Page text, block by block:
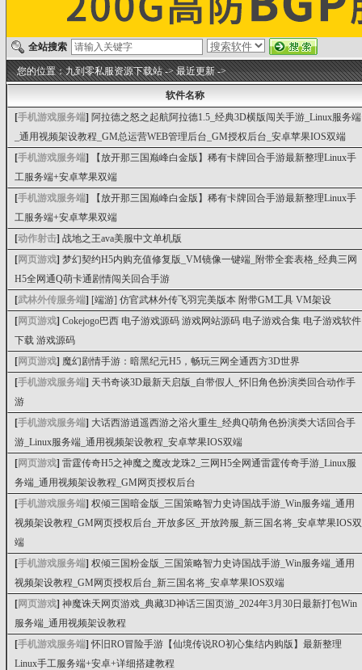
全站搜索
您的位置：九到零私服资源下载站->最近更新->
软件名称
[手机游戏服务端] 阿拉德之怒之起航阿拉德1.5_经典3D横版闯关手游_Linux服务端
_通用视频架设教程_GM总运营WEB管理后台_GM授权后台_安卓苹果IOS双端
[手机游戏服务端]
【放开那三国巅峰白金版】稀有卡牌回合手游最新整理Linux手
工服务端+安卓苹果双端
[手机游戏服务端]
【放开那三国巅峰白金版】稀有卡牌回合手游最新整理Linux手
工服务端+安卓苹果双端
[动作射击] 战地之王ava美服中文单机版
[网页游戏] 梦幻契约H5内购充值修复版_VM镜像一键端_附带全套表格_经典三网
H5全网通Q萌卡通剧情闯关回合手游
[武林外传服务端] [端游] 仿官武林外传飞羽完美版本 附带GM工具 VM架设
[网页游戏] Cokejogo巴西 电子游戏源码 游戏网站源码 电子游戏合集 电子游戏软件
下载 游戏源码
[网页游戏] 魔幻剧情手游：暗黑纪元H5，畅玩三网全通西方3D世界
[手机游戏服务端] 天书奇谈3D最新天启版_自带假人_怀旧角色扮演类回合动作手
游
[手机游戏服务端] 大话西游逍遥西游之浴火重生_经典Q萌角色扮演类大话回合手
游_Linux服务端_通用视频架设教程_安卓苹果IOS双端
[网页游戏] 雷霆传奇H5之神魔之魔改龙珠2_三网H5全网通雷霆传奇手游_Linux服
务端_通用视频架设教程_GM网页授权后台
[手机游戏服务端] 权倾三国暗金版_三国策略智力史诗国战手游_Win服务端_通用
视频架设教程_GM网页授权后台_开放多区_开放跨服_新三国名将_安卓苹果IOS双
端
[手机游戏服务端] 权倾三国粉金版_三国策略智力史诗国战手游_Win服务端_通用
视频架设教程_GM网页授权后台_新三国名将_安卓苹果IOS双端
[网页游戏] 神魔诛天网页游戏_典藏3D神话三国页游_2024年3月30日最新打包Win
服务端_通用视频架设教程
[手机游戏服务端] 怀旧RO冒险手游【仙境传说RO初心集结内购版】最新整理
Linux手工服务端+安卓+详细搭建教程